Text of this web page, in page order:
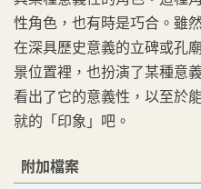
性角色，也有時是巧合。雖
在深具歷史意義的立碑或孔
景位置裡，也扮演了某種意
看出了它的意義性，以至於
就的「印象」吧。
附加檔案